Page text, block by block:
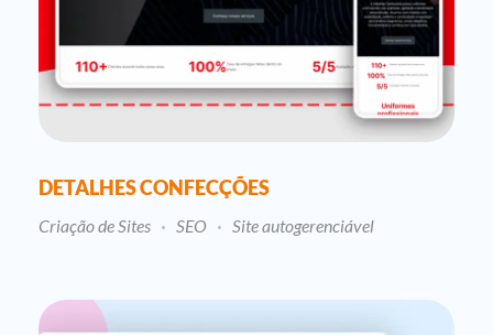
DETALHES CONFECÇÕES
Criação de Sites SEO Site autogerenciável